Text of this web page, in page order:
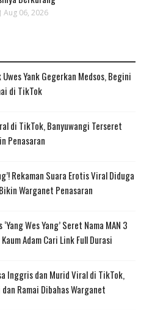
Aug 06, 2026
Yank Gegerkan Medsos, Begini
di TikTok
di TikTok, Banyuwangi Terseret
Penasaran
Rekaman Suara Erotis Viral Diduga
Warganet Penasaran
Wes Yang’ Seret Nama MAN 3
Adam Cari Link Full Durasi
Inggris dan Murid Viral di TikTok,
Ramai Dibahas Warganet